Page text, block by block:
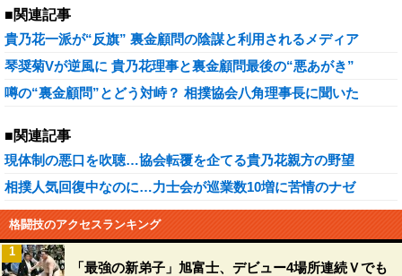
■関連記事
貴乃花一派が“反旗” 裏金顧問の陰謀と利用されるメディア
琴奨菊Vが逆風に 貴乃花理事と裏金顧問最後の“悪あがき”
噂の“裏金顧問”とどう対峙？ 相撲協会八角理事長に聞いた
■関連記事
現体制の悪口を吹聴…協会転覆を企てる貴乃花親方の野望
相撲人気回復中なのに…力士会が巡業数10増に苦情のナゼ
格闘技のアクセスランキング
「最強の新弟子」旭富士、デビュー4場所連続Ｖでも
1